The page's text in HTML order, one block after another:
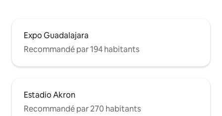
Expo Guadalajara
Recommandé par 194 habitants
Estadio Akron
Recommandé par 270 habitants